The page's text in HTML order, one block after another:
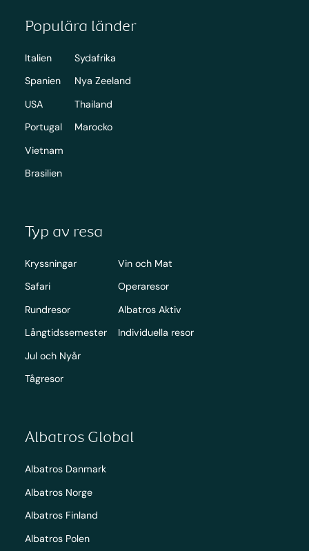
Populära länder
Italien
Spanien
USA
Portugal
Vietnam
Brasilien
Sydafrika
Nya Zeeland
Thailand
Marocko
Typ av resa
Kryssningar
Safari
Rundresor
Långtidssemester
Jul och Nyår
Tågresor
Vin och Mat
Operaresor
Albatros Aktiv
Individuella resor
Albatros Global
Albatros Danmark
Albatros Norge
Albatros Finland
Albatros Polen